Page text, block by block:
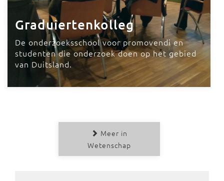
Graduiertenkolleg
De onderzoeksschool voor promovendi en
studenten die onderzoek doen op het gebied
van Duitsland.
Meer in
Wetenschap